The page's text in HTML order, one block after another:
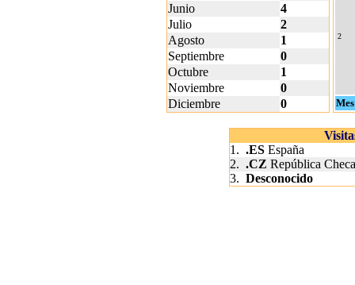
Junio
4
Julio
2
Agosto
1
Septiembre
0
Octubre
1
Noviembre
0
Diciembre
0
2
Mes
1. .ES España
2. .CZ República Checa
3. Desconocido